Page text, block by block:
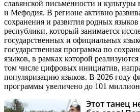
славянской письменности и культуры
и Мефодия. В регионе активно
сохранения и развития родных
республики, который занимается
государственных и официальных
государственная программа по
языков, в рамках которой
том числе цифровых инициатив,
популяризацию языков. В 2026 году
программы увеличено до 101
i
Этот танец